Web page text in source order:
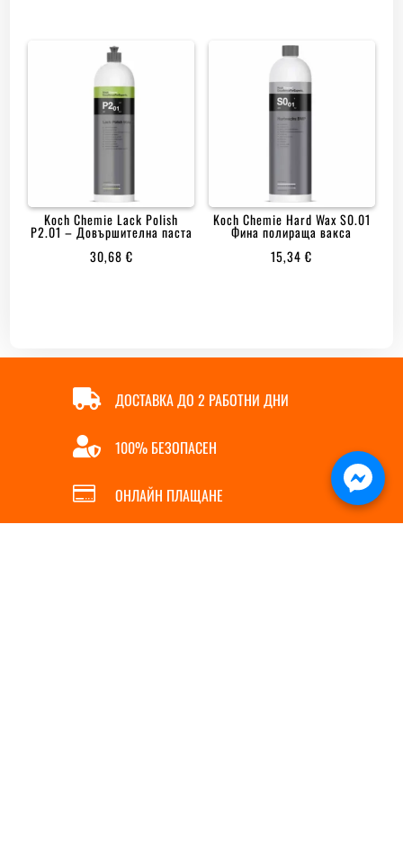
Koch Chemie Lack Polish
P2.01 – Довършителна паста
30,68€
Koch Chemie Hard Wax S0.01
Фина полираща вакса
15,34€
 ДОСТАВКА ДО 2 РАБОТНИ ДНИ
 100% БЕЗОПАСЕН
 ОНЛАЙН ПЛАЩАНЕ